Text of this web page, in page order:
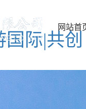
际|共创
网站首